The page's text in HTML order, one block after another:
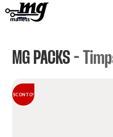
MG PACKS -
SCONTO!